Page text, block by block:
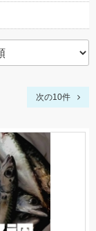
次の10件